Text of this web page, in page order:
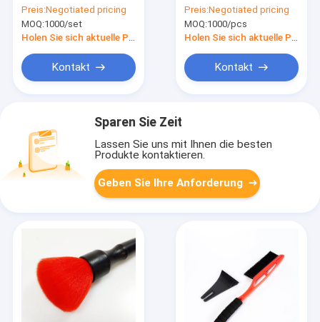
besonders
angefertigt
Preis:Negotiated pricing
MOQ:1000/set
Holen Sie sich aktuelle Preis
Kontakt
Autopflege für Auto-
Innenreinigung
Preis:Negotiated pricing
MOQ:1000/pcs
Holen Sie sich aktuelle Preis
Kontakt
Sparen Sie Zeit
Lassen Sie uns mit Ihnen die besten
Produkte kontaktieren.
Geben Sie Ihre Anforderung